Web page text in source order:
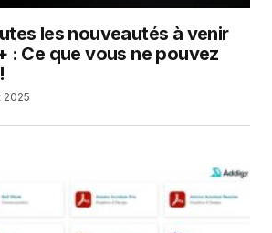
les nouveautés à venir
: Ce que vous ne pouvez
2025